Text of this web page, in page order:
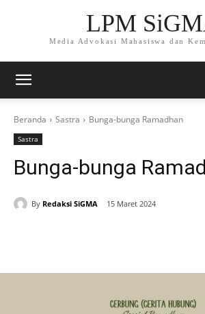
LPM
Media Advokasi Mahasiswa dan
Beranda Sastra Bunga-bunga Ramadhan
Sastra
Bunga-bunga
By Redaksi SiGMA 15 Maret 2024